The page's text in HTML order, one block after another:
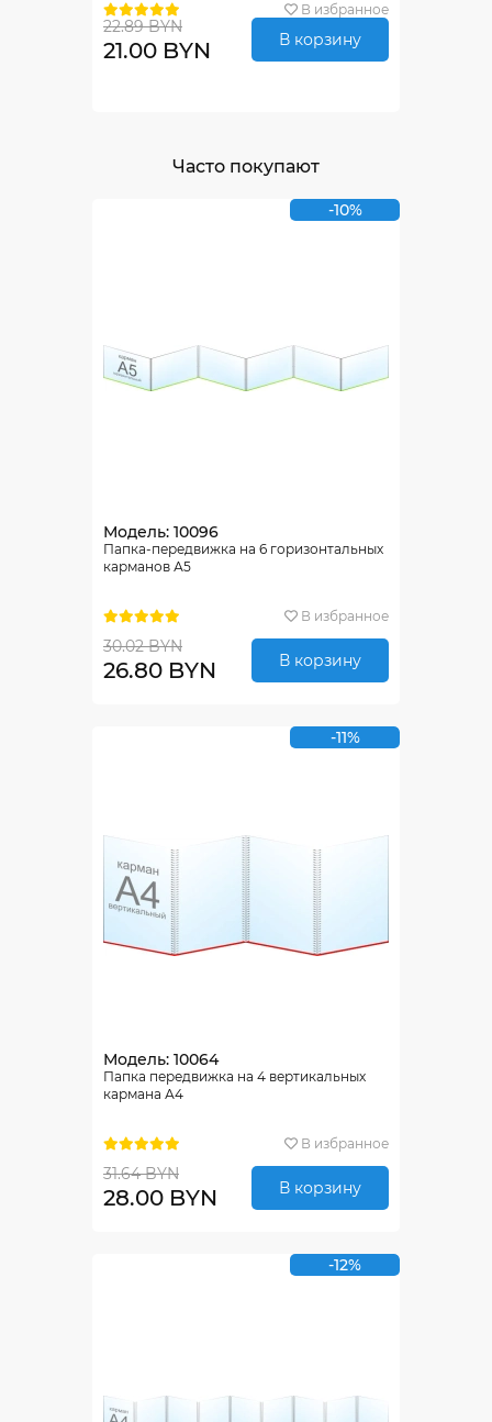
В избранное
22.89 BYN
21.00 BYN В корзину
Часто покупают
-10%
Модель: 10096
Папка-передвижка на 6 горизонтальных
карманов А5
В избранное
30.02 BYN
26.80 BYN В корзину
-11%
Модель: 10064
Папка передвижка на 4 вертикальных
кармана А4
В избранное
31.64 BYN
28.00 BYN В корзину
-12%